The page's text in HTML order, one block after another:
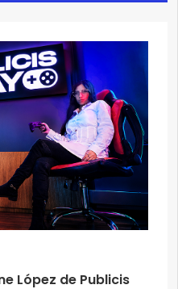
López de Publicis